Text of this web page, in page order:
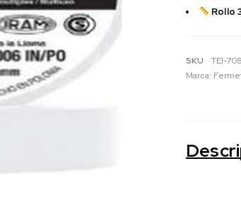
Rollo
SKU
TEI-708
Marca: